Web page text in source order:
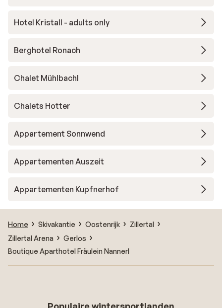
Hotel Kristall - adults only
Berghotel Ronach
Chalet Mühlbachl
Chalets Hotter
Appartement Sonnwend
Appartementen Auszeit
Appartementen Kupfnerhof
Home Skivakantie Oostenrijk
Zillertal
Zillertal Arena
Gerlos
Boutique Aparthotel Fräulein Nannerl